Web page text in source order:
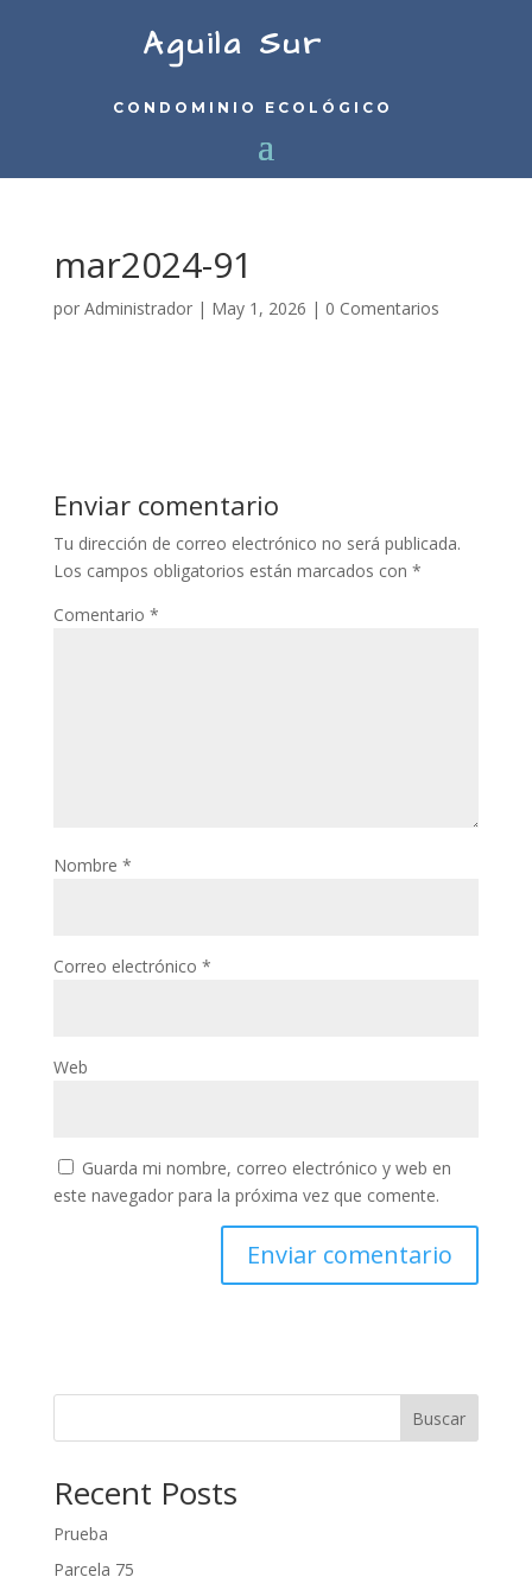
Aguila Sur
CONDOMINIO ECOLÓGICO
mar2024-91
por Administrador| May 1, 2026 | 0 Comentarios
Enviar comentario
Tu dirección de correo electrónico no será publicada.
Los campos obligatorios están marcados con *
Comentario *
Nombre *
Correo electrónico *
Web
Guarda mi nombre, correo electrónico y web en
este navegador para la próxima vez que comente.
Buscar
Recent Posts
Prueba
Parcela 75